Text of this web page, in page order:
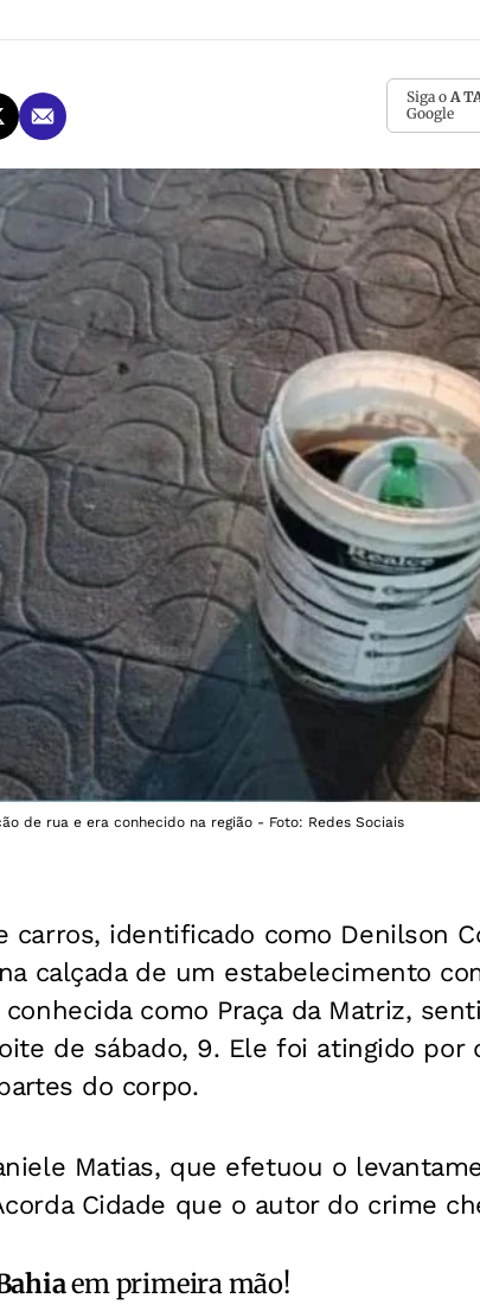
Siga o A
Google
de rua e era conhecido na região - Foto: Redes Sociais
carros, identificado como Denilson
calçada de um estabelecimento
conhecida como Praça da Matriz,
de sábado, 9. Ele foi atingido
do corpo.
Matias, que efetuou o
Cidade que o autor do crime
em primeira mão!